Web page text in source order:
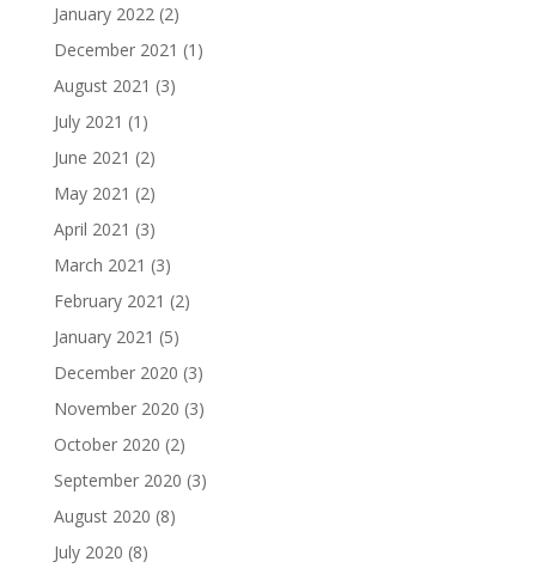
January 2022(2)
December 2021 (1)
August 2021 (3)
July 2021 (1)
June 2021 (2)
May 2021 (2)
April 2021 (3)
March 2021 (3)
February 2021 (2)
January 2021 (5)
December 2020 (3)
November 2020 (3)
October 2020 (2)
September 2020 (3)
August 2020 (8)
July 2020 (8)